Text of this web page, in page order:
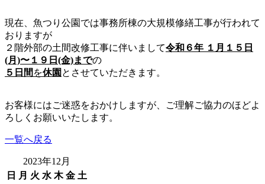
現在、魚つり公園では事務所棟の大規模修繕工事が行われて
おりますが
２階外部の土間改修工事に伴いまして令和６年 １月１５日
(月)〜１９日(金)までの
５日間 を休園 とさせていただきます。
お客様にはご迷惑をおかけしますが、ご理解ご協力のほどよ
ろしくお願いいたします。
一覧へ戻る
2023年12月
日
月 火 水 木 金 土